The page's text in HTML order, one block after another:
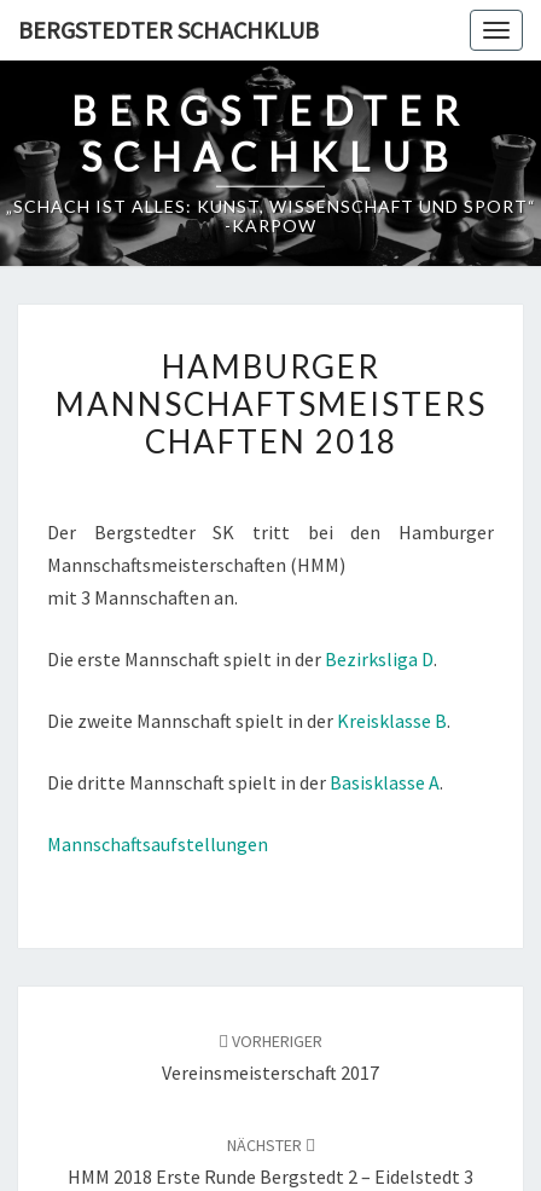
BERGSTEDTER SCHACHKLUB
BERGSTEDTER
SCHACHKLUB
„SCHACH IST ALLES: KUNST, WISSENSCHAFT UND SPORT“
-KARPOW
2018
HAMBURGER
MANNSCHAFTSMEISTERS
CHAFTEN 2018
Der Bergstedter SK tritt bei den Hamburger
Mannschaftsmeisterschaften (HMM)
mit 3 Mannschaften an.
Die erste Mannschaft spielt in der Bezirksliga D.
Die zweite Mannschaft spielt in der Kreisklasse B.
Die dritte Mannschaft spielt in der Basisklasse A.
Mannschaftsaufstellungen
VORHERIGER
Vereinsmeisterschaft 2017
NÄCHSTER
HMM 2018 Erste Runde Bergstedt 2 – Eidelstedt 3